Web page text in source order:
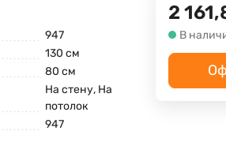
947
130 см
80 см
На стену, На
потолок
947
2
В